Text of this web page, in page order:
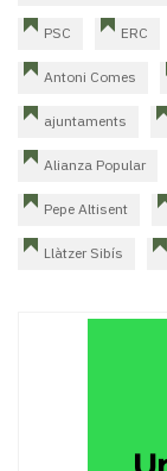
PSC ERC
Antoni Comes
ajuntaments
Alianza Popular
Pepe Altisent
Llàtzer Sibís